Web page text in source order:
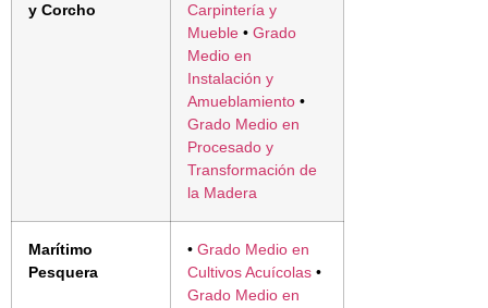
y Corcho
Carpintería y
Mueble • Grado
Medio en
Instalación y
Amueblamiento •
Grado Medio en
Procesado y
Transformación de
la Madera
Marítimo
Pesquera
• Grado Medio en
Cultivos Acuícolas •
Grado Medio en